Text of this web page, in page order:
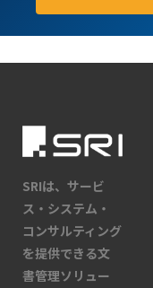
SRIは、サービ
ス・システム・
コンサルティング
を提供できる文
書管理ソリュー